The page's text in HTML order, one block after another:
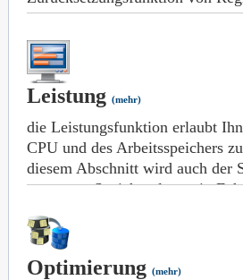
verwendet werden, alle durch
vorgenommenen Änderungen
rückgängig zu machen. Diese
im Bereich der Sicherungen.
Leistung (mehr)
die Leistungsfunktion erlaubt
CPU und des Arbeitsspeichers
diesem Abschnitt wird auch der
genutzten Speicherplatzes in
Optimierung (mehr)